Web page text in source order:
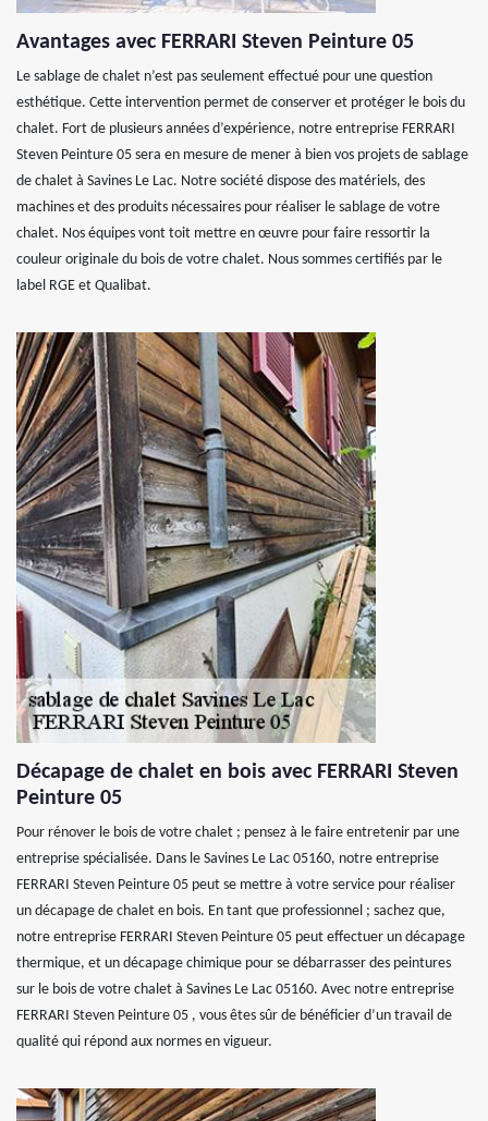
Avantages avec FERRARI Steven Peinture 05
Le sablage de chalet n’est pas seulement effectué pour une question
esthétique. Cette intervention permet de conserver et protéger le bois du
chalet. Fort de plusieurs années d’expérience, notre entreprise FERRARI
Steven Peinture 05 sera en mesure de mener à bien vos projets de sablage
de chalet à Savines Le Lac. Notre société dispose des matériels, des
machines et des produits nécessaires pour réaliser le sablage de votre
chalet. Nos équipes vont toit mettre en œuvre pour faire ressortir la
couleur originale du bois de votre chalet. Nous sommes certifiés par le
label RGE et Qualibat.
Décapage de chalet en bois avec FERRARI Steven
Peinture 05
Pour rénover le bois de votre chalet ; pensez à le faire entretenir par une
entreprise spécialisée. Dans le Savines Le Lac 05160, notre entreprise
FERRARI Steven Peinture 05 peut se mettre à votre service pour réaliser
un décapage de chalet en bois. En tant que professionnel ; sachez que,
notre entreprise FERRARI Steven Peinture 05 peut effectuer un décapage
thermique, et un décapage chimique pour se débarrasser des peintures
sur le bois de votre chalet à Savines Le Lac 05160. Avec notre entreprise
FERRARI Steven Peinture 05 , vous êtes sûr de bénéficier d’un travail de
qualité qui répond aux normes en vigueur.